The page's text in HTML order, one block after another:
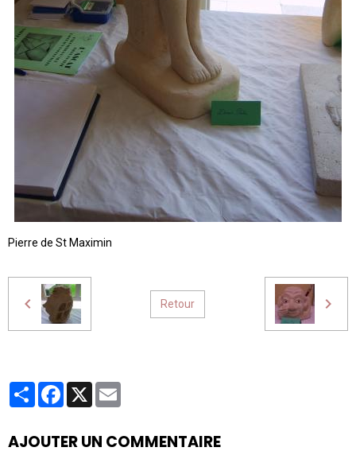
Pierre de St Maximin
Retour
PartagerFacebook
X
AJOUTER UN COMMENTAIRE